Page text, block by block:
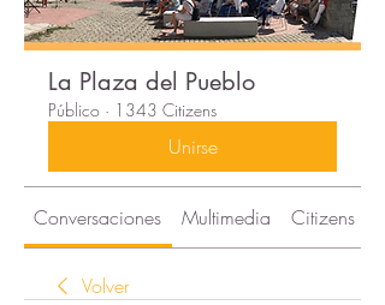
La Plaza del Pueblo
Público · 1343 Citizens
Unirse
Conversaciones Multimedia Citizens
Volver